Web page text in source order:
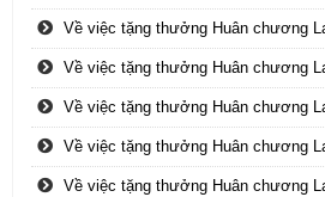
Về việc tặng thưởng Huân chương
Về việc tặng thưởng Huân chương
Về việc tặng thưởng Huân chương
Về việc tặng thưởng Huân chương
Về việc tặng thưởng Huân chương